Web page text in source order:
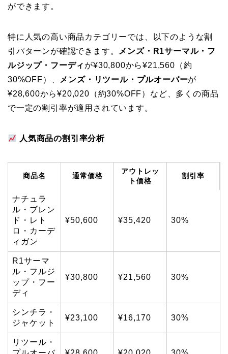
ができます。
特に人気の高い商品カテゴリーでは、以下のような割
引パターンが確認できます。
メンズ・R1サーマル・フ
ルジップ・フーディ が¥30,800から¥21,560（約
30%OFF）、
メンズ・リツール・プルオーバーが
¥28,600から¥20,020（約30%OFF）など、多くの商品
で一定の割引率が適用されています。
人気商品の割引率分析
商品名 通常価格
アウトレッ
ト価格
割引率
ナチュラ
ル・ブレン
ド・レト
ロ・カーデ
ィガン
¥50,600 ¥35,420 30%
R1サーマ
ル・フルジ
ップ・フー
ディ
¥30,800 ¥21,560 30%
シンチラ・
ジャケット
¥23,100 ¥16,170 30%
リツール・